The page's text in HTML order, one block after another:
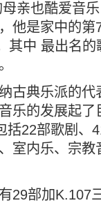
亲也酷爱音
他是家中的第
其中 最出名的
古典乐派的代
乐的发展起了
括22部歌剧、
室内乐、宗教
29部加K.107